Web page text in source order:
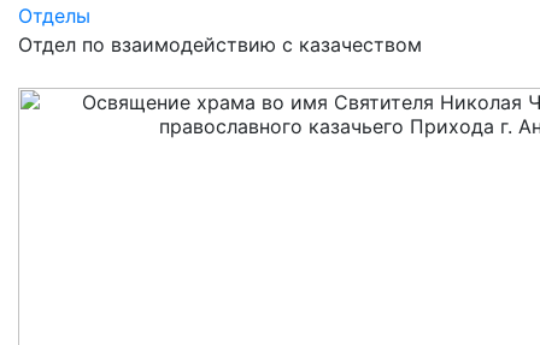
Отделы
Отдел по взаимодействию с казачеством